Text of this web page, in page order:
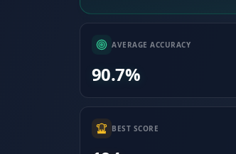
AVERAGE ACCURACY
90.7%
BEST SCORE